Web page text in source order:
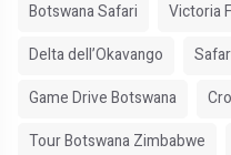
Botswana Safari Victoria
Delta dell’Okavango
Game Drive Botswana
Tour Botswana Zimbabwe